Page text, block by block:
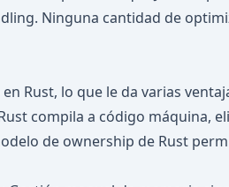
Ninguna cantidad de
Rust, lo que le da varias
compila a código máquina,
de ownership de Rust